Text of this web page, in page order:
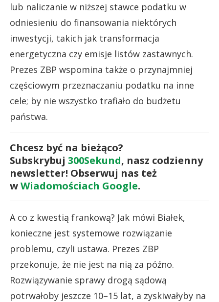
lub naliczanie w niższej stawce podatku w
odniesieniu do finansowania niektórych
inwestycji, takich jak transformacja
energetyczna czy emisje listów zastawnych.
Prezes ZBP wspomina także o przynajmniej
częściowym przeznaczaniu podatku na inne
cele; by nie wszystko trafiało do budżetu
państwa.
Chcesz być na bieżąco?
Subskrybuj 300Sekund, nasz codzienny
newsletter! Obserwuj nas też
wWiadomościach Google.
A co z kwestią frankową? Jak mówi Białek,
konieczne jest systemowe rozwiązanie
problemu, czyli ustawa. Prezes ZBP
przekonuje, że nie jest na nią za późno.
Rozwiązywanie sprawy drogą sądową
potrwałoby jeszcze 10–15 lat, a zyskiwałyby na